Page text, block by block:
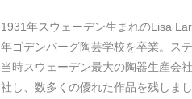
1931年スウェーデン生まれのLisa
年ゴデンバーグ陶芸学校を卒業。ス
当時スウェーデン最大の陶器生産会
社し、数多くの優れた作品を残しま